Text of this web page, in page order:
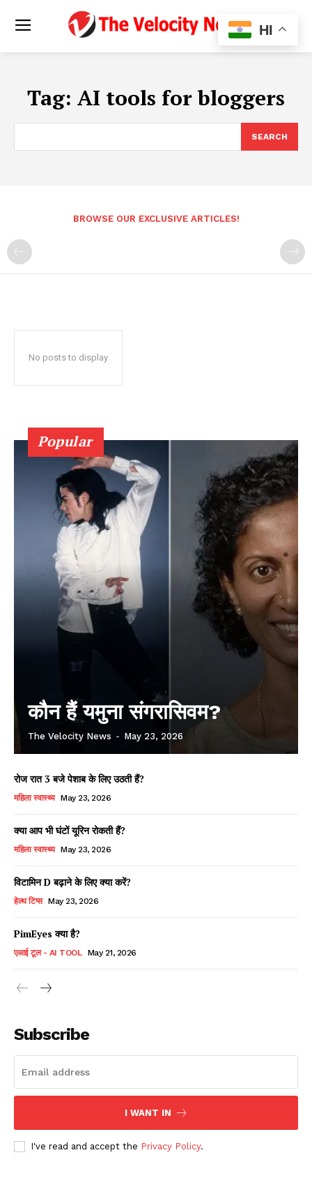
Tag: AI tools for bloggers
SEARCH
BROWSE OUR EXCLUSIVE ARTICLES!
No posts to display
Popular
कौन हैं यमुना संगरासिवम?
The Velocity News - May 23, 2026
रोज रात 3 बजे पेशाब के लिए उठती हैं?
महिला स्वास्थ्य May 23, 2026
क्या आप भी घंटों यूरिन रोकती हैं?
महिला स्वास्थ्य May 23, 2026
विटामिन D बढ़ाने के लिए क्या करें?
हेल्थ टिप्स May 23, 2026
PimEyes क्या है?
एआई टूल - AI TOOL May 21, 2026
Subscribe
I WANT IN
I've read and accept the Privacy Policy.
HI